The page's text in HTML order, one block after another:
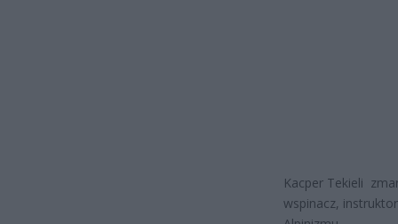
Kacper Tekieli
wspinacz,